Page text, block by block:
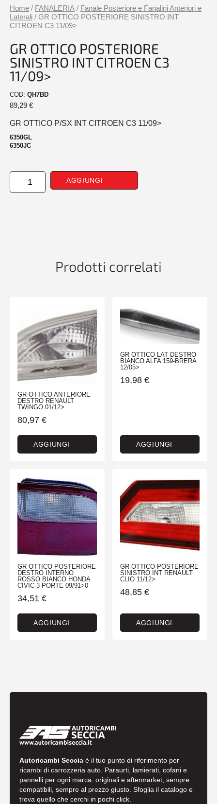
Home / FANALERIA / Fanale Posteriore e Fanalini Anteriori e
Laterali / GR OTTICO POSTERIORE SINISTRO INT
CITROEN C3 11/09>
GR OTTICO POSTERIORE
SINISTRO INT CITROEN C3
11/09>
COD: QH7BD
89,29 €
GR OTTICO P/SX INT CITROEN C3 11/09>
6350GL
6350JC
GR
OTTICO
AGGIUNGI
Prodotti correlati
GR OTTICO ANTERIORE
DESTRO RENAULT
TWINGO 01/12>
80,97 €
AGGIUNGI
GR OTTICO LAT DESTRO
BIANCO ALFA 159-BRERA
12/05>
19,98 €
AGGIUNGI
GR OTTICO POSTERIORE
DESTRO INTERNO
ROSSO BIANCO HONDA
CIVIC 3 PORTE 09/91>0
34,51 €
AGGIUNGI
GR OTTICO POSTERIORE
SINISTRO INT RENAULT
CLIO 11/12>
48,85 €
AGGIUNGI
Autoricambi Seccia è il tuo punto di riferimento per
ricambi di carrozzeria auto. Paraurti, lamierati, cofani e
pannelli per ogni marca: originali e aftermarket, sempre
compatibili, sempre al prezzo giusto. Sfoglia il catalogo e
trova quello che cerchi in pochi click.